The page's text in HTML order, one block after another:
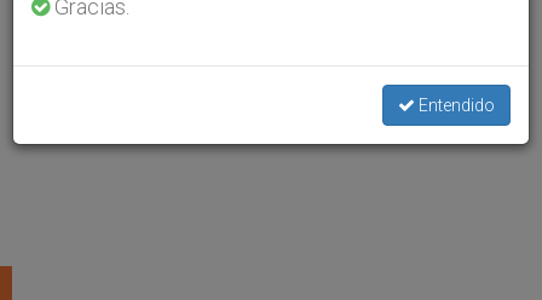
Gracias.
Entendido